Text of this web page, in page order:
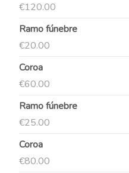
€120.00
Ramo fúnebre
€20.00
Coroa
€60.00
Ramo fúnebre
€25.00
Coroa
€80.00